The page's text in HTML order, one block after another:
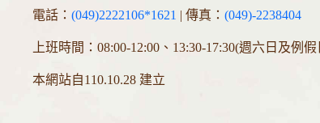
電話： (049)2222106*1621 | 傳真： (049)-2238404
上班時間：08:00-12:00、13:30-17:30(週六日及例
本網站自110.10.28 建立